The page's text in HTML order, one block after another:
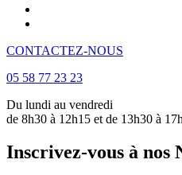
CONTACTEZ-NOUS
05 58 77 23 23
Du lundi au vendredi
de 8h30 à 12h15 et de 13h30 à
Inscrivez-vous à nos